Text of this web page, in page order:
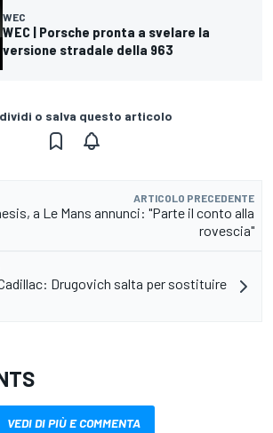
WEC
WEC | Porsche pronta a svelare la
versione stradale della 963
o salva questo articolo
ARTICOLO PRECEDENTE
a Le Mans annunci: "Parte il conto alla
rovescia"
Drugovich salta per sostituire
VEDI DI PIÙ E COMMENTA